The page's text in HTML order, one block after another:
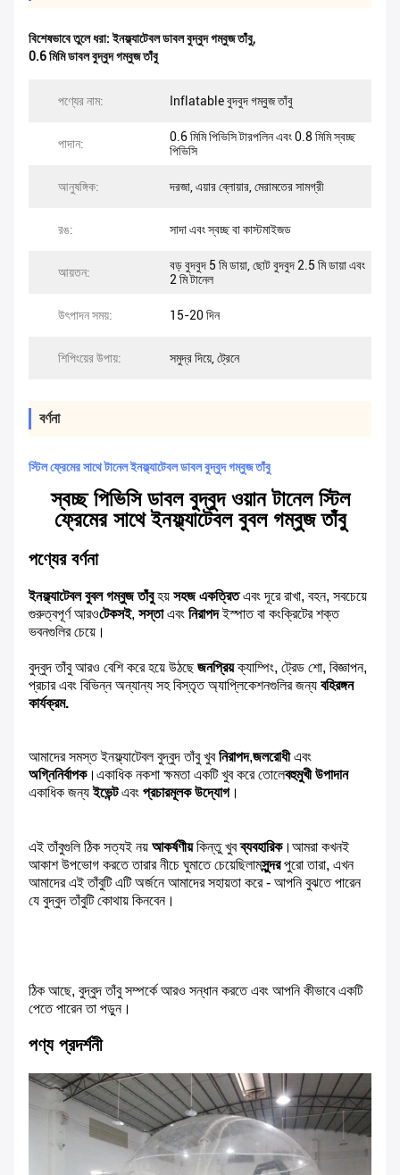
বিশেষভাবে তুলে ধরা:ইনফ্ল্যাটেবল ডাবল বুদ্বুদ গম্বুজ তাঁবু,
0.6 মিমি ডাবল বুদ্বুদ গম্বুজ তাঁবু
পণ্যের নাম: Inflatable বুদবুদ গম্বুজ তাঁবু
পাদান:
0.6 মিমি পিভিসি টারপলিন এবং 0.8 মিমি স্বচ্ছ
পিভিসি
আনুষঙ্গিক: দরজা, এয়ার ব্লোয়ার, মেরামতের সামগ্রী
রঙ: সাদা এবং স্বচ্ছ বা কাস্টমাইজড
আয়তন:
বড় বুদবুদ 5 মি ডায়া, ছোট বুদবুদ 2.5 মি ডায়া এবং
2 মি টানেল
উৎপাদন সময়: 15-20 দিন
শিপিংয়ের উপায়: সমুদ্র দিয়ে, ট্রেনে
বর্ণনা
স্টিল ফ্রেমের সাথে টানেল ইনফ্ল্যাটেবল ডাবল বুদ্বুদ গম্বুজ তাঁবু
স্বচ্ছ পিভিসি ডাবল বুদ্বুদ ওয়ান টানেল স্টিল
ফ্রেমের সাথে ইনফ্ল্যাটেবল বুবল গম্বুজ তাঁবু
পণ্যের বর্ণনা
ইনফ্ল্যাটেবল বুবল গম্বুজ তাঁবুহয় সহজ একত্রিতএবং দূরে রাখা, বহন, সবচেয়ে
গুরুত্বপূর্ণ আরওটেকসই, সস্তাএবং নিরাপদইস্পাত বা কংক্রিটের শক্ত
ভবনগুলির চেয়ে।
বুদ্বুদ তাঁবু আরও বেশি করে হয়ে উঠছেজনপ্রিয়ক্যাম্পিং, ট্রেড শো, বিজ্ঞাপন,
প্রচার এবং বিভিন্ন অন্যান্য সহ বিস্তৃত অ্যাপ্লিকেশনগুলির জন্য বহিরঙ্গন
কার্যক্রম.
আমাদের সমস্ত ইনফ্ল্যাটেবল বুদ্বুদ তাঁবু খুবনিরাপদ,জলরোধীএবং
অগ্নিনির্বাপক।একাধিক নকশা ক্ষমতা একটি খুব করে তোলেবহুমুখী উপাদান
একাধিক জন্য ইভেন্টএবং প্রচারমূলক উদ্যোগ।
এই তাঁবুগুলি ঠিক সত্যই নয় আকর্ষণীয়কিন্তু খুবব্যবহারিক।আমরা কখনই
আকাশ উপভোগ করতে তারার নীচে ঘুমাতে চেয়েছিলামসুন্দরপুরো তারা, এখন
আমাদের এই তাঁবুটি এটি অর্জনে আমাদের সহায়তা করে - আপনি বুঝতে পারেন
যে বুদ্বুদ তাঁবুটি কোথায় কিনবেন।
ঠিক আছে, বুদ্বুদ তাঁবু সম্পর্কে আরও সন্ধান করতে এবং আপনি কীভাবে একটি
পেতে পারেন তা পড়ুন।
পণ্য প্রদর্শনী